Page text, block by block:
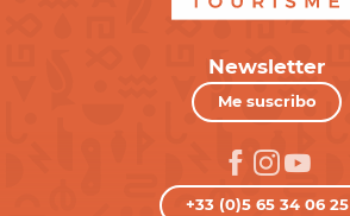
Newsletter
Me suscribo
+33 (0)5 65 34 06 25